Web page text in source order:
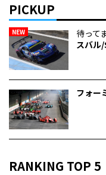
PICKUP
NEW
待って
スバ
フォー
RANKING TOP 5